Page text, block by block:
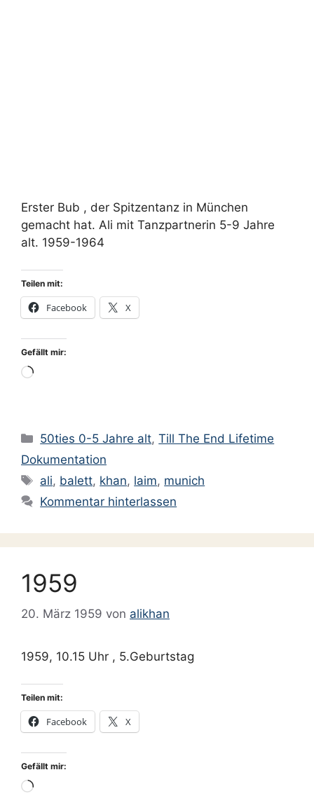
Erster Bub , der Spitzentanz in München
gemacht hat. Ali mit Tanzpartnerin 5-9 Jahre
alt. 1959-1964
Teilen mit:
Facebook X
Gefällt mir:
Wird
Kategorien
50ties 0-5 Jahre alt,Till The End Lifetime
Dokumentation
Schlagwörter
ali, balett, khan, laim, munich
Kommentar hinterlassen
1959
20. März 1959 von alikhan
1959, 10.15 Uhr , 5.Geburtstag
Teilen mit:
Facebook X
Gefällt mir:
Wird